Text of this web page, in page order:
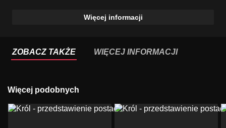
Więcej informacji
ZOBACZ TAKŻE WIĘCEJ INFORMACJI
Więcej podobnych